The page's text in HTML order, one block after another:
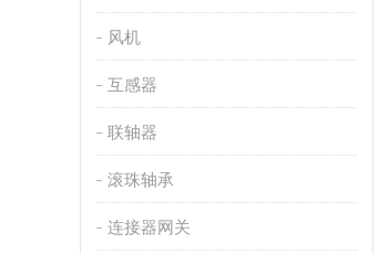
风机
互感器
联轴器
滚珠轴承
连接器网关